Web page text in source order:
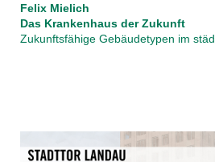
Felix Mielich
Das Krankenhaus der Zukunft
Zukunftsfähige Gebäudetypen im